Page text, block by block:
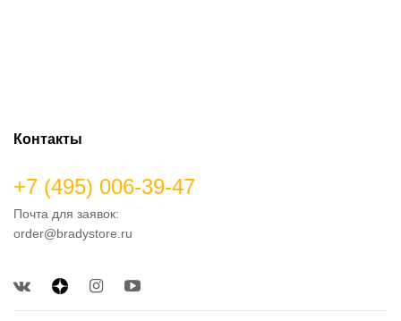
Контакты
+7 (495) 006-39-47
Почта для заявок:
order@bradystore.ru